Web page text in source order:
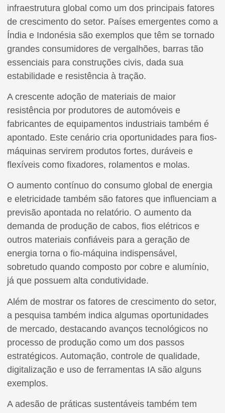
infraestrutura global como um dos principais fatores
de crescimento do setor. Países emergentes como a
Índia e Indonésia são exemplos que têm se tornado
grandes consumidores de vergalhões, barras tão
essenciais para construções civis, dada sua
estabilidade e resistência à tração.
A crescente adoção de materiais de maior
resistência por produtores de automóveis e
fabricantes de equipamentos industriais também é
apontado. Este cenário cria oportunidades para fios-
máquinas servirem produtos fortes, duráveis e
flexíveis como fixadores, rolamentos e molas.
O aumento contínuo do consumo global de energia
e eletricidade também são fatores que influenciam a
previsão apontada no relatório. O aumento da
demanda de produção de cabos, fios elétricos e
outros materiais confiáveis para a geração de
energia torna o fio-máquina indispensável,
sobretudo quando composto por cobre e alumínio,
já que possuem alta condutividade.
Além de mostrar os fatores de crescimento do setor,
a pesquisa também indica algumas oportunidades
de mercado, destacando avanços tecnológicos no
processo de produção como um dos passos
estratégicos. Automação, controle de qualidade,
digitalização e uso de ferramentas IA são alguns
exemplos.
A adesão de práticas sustentáveis também tem